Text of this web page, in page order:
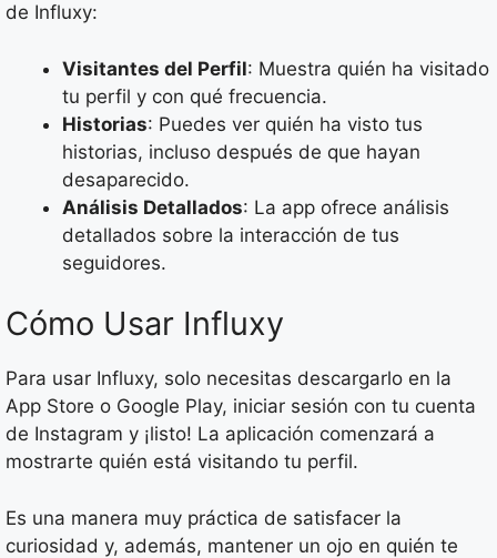
de Influxy:
Visitantes del Perfil: Muestra quién ha visitado
tu perfil y con qué frecuencia.
Historias: Puedes ver quién ha visto tus
historias, incluso después de que hayan
desaparecido.
Análisis Detallados: La app ofrece análisis
detallados sobre la interacción de tus
seguidores.
Cómo Usar Influxy
Para usar Influxy, solo necesitas descargarlo en la
App Store o Google Play, iniciar sesión con tu cuenta
de Instagram y ¡listo! La aplicación comenzará a
mostrarte quién está visitando tu perfil.
Es una manera muy práctica de satisfacer la
curiosidad y, además, mantener un ojo en quién te